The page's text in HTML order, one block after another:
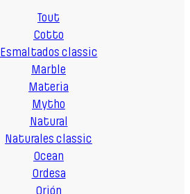
Tout
Cotto
Esmaltados classic
Marble
Materia
Mytho
Natural
Naturales classic
Ocean
Ordesa
Orión